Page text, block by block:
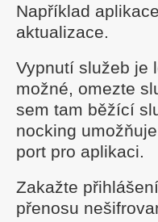
Například
aktualizace.
Vypnutí služeb je
možné, omezte
sem tam běžící
nocking
port pro aplikaci.
Zakažte
přenosu